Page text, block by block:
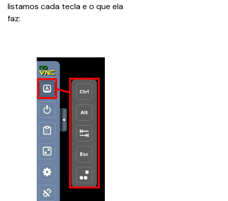
listamos cada tecla e o que ela
faz: